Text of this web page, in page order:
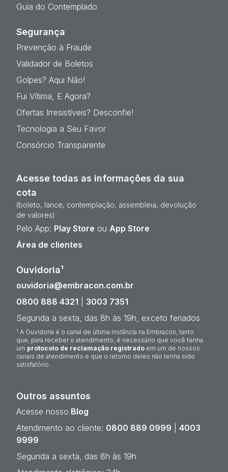
Guia do Contemplado
Segurança
Prevenção à Fraude
Validador de Boletos
Golpes? Aqui Não!
Fui Vítima, E Agora?
Ofertas Irresistíveis? Desconfie!
Tecnologia a Seu Favor
Consórcio Transparente
Acesse todas as informações da sua
cota
(boleto, lance, contemplação, assembleia, devolução
de valores)
Pelo App: Play Store ou App Store
Área de clientes
Ouvidoria¹
ouvidoria@embracon.com.br
0800 888 4321
3003 7351
Segunda a sexta, das 8h às 19h, exceto feriados
¹ A Ouvidoria é o canal de última instância na Embracon, tanto
que, para receber o atendimento, é necessário que você tenha
um protocolo de reclamação registrado em um de nossos
canais de atendimento e que o retorno deles não tenha sido
satisfatório.
Outros assuntos
Acesse nosso Blog
Atendimento ao cliente: 0800 889 0999
4003
9999
Segunda a sexta, das 8h às 19h